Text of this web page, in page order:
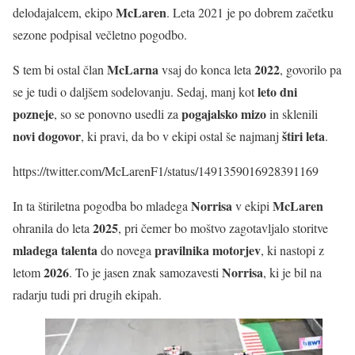
delodajalcem, ekipoMcLaren. Leta 2021 je po dobrem začetku
sezone podpisal večletno pogodbo.
S tem bi ostal član McLarnavsaj do konca leta 2022, govorilo pa
se je tudi o daljšem sodelovanju. Sedaj, manj kotleto dni
pozneje, so se ponovno usedli za pogajalsko mizoin sklenili
novi dogovor, ki pravi, da bo v ekipi ostal še najmanj štiri leta.
https://twitter.com/McLarenF1/status/1491359016928391169
In ta štiriletna pogodba bo mladega Norrisav ekipi McLaren
ohranila do leta 2025, pri čemer bo moštvo zagotavljalo storitve
mladega talentado novega pravilnika motorjev, ki nastopi z
letom2026. To je jasen znak samozavesti Norrisa, ki je bil na
radarju tudi pri drugih ekipah.